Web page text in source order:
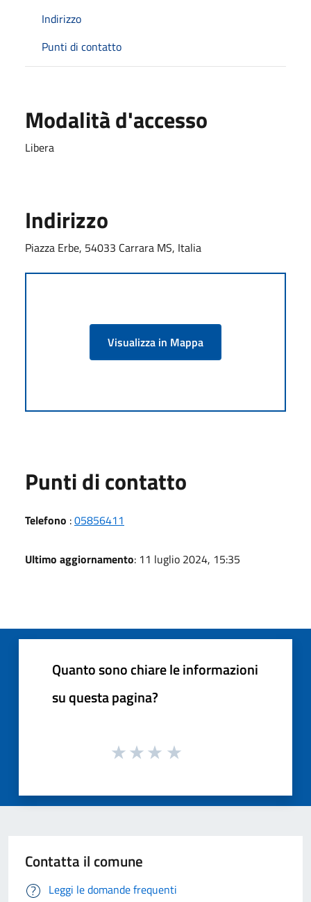
Indirizzo
Punti di contatto
Modalità d'accesso
Libera
Indirizzo
Piazza Erbe, 54033 Carrara MS, Italia
Visualizza in Mappa
Punti di contatto
Telefono :05856411
Ultimo aggiornamento: 11 luglio 2024, 15:35
Quanto sono chiare le informazioni
su questa pagina?
Contatta il comune
Leggi le domande frequenti